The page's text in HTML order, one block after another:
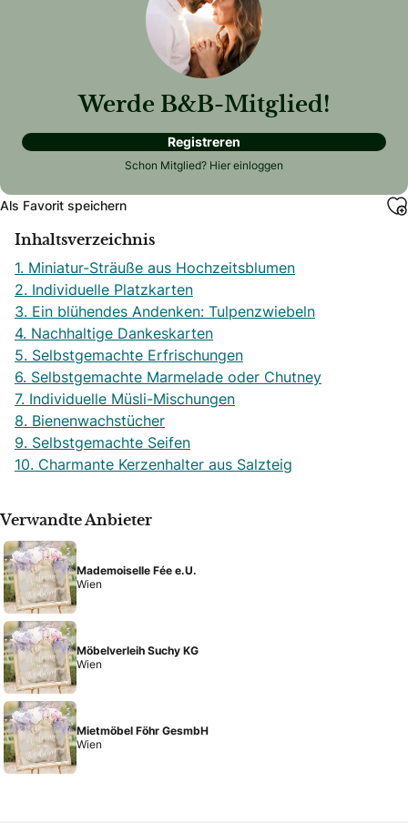
Werde B&B-Mitglied!
Registreren
Schon Mitglied? Hier einloggen
Als Favorit speichern
Inhaltsverzeichnis
1. Miniatur-Sträuße aus Hochzeitsblumen
2. Individuelle Platzkarten
3. Ein blühendes Andenken: Tulpenzwiebeln
4. Nachhaltige Dankeskarten
5. Selbstgemachte Erfrischungen
6. Selbstgemachte Marmelade oder Chutney
7. Individuelle Müsli-Mischungen
8. Bienenwachstücher
9. Selbstgemachte Seifen
10. Charmante Kerzenhalter aus Salzteig
Verwandte Anbieter
Mademoiselle Fée e.U.
Wien
Möbelverleih Suchy KG
Wien
Mietmöbel Föhr GesmbH
Wien